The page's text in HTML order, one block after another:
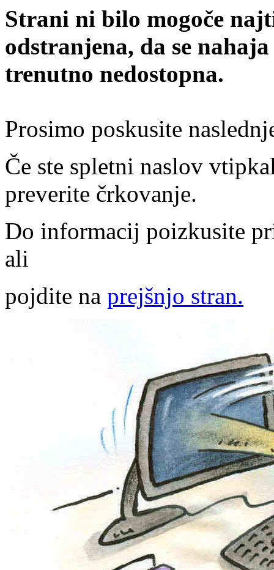
Strani ni bilo mogoče
odstranjena, da se
trenutno nedostopna.
Prosimo poskusite
Če ste spletni naslov
preverite črkovanje.
Do informacij poizkusite
ali
pojdite na prejšnjo stran.